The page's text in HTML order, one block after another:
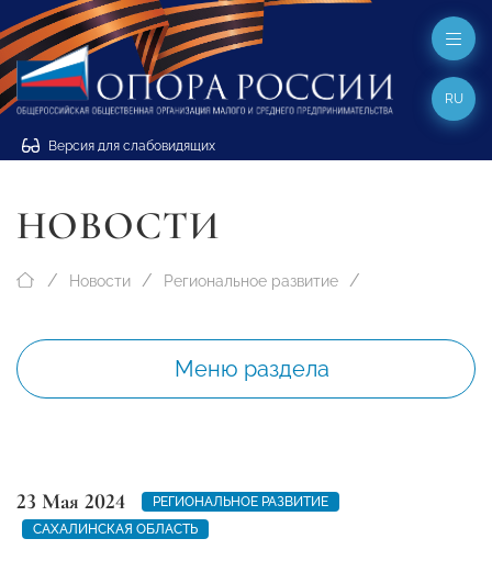
Версия для слабовидящих
RU
НОВОСТИ
Новости Региональное развитие
Меню раздела
23 Мая 2024
РЕГИОНАЛЬНОЕ РАЗВИТИЕ
САХАЛИНСКАЯ ОБЛАСТЬ